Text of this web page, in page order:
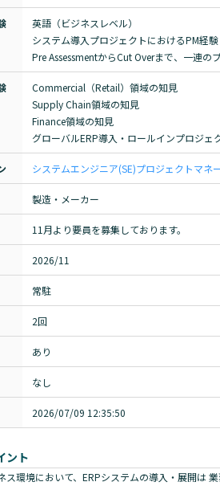
英語（ビジネスレベル）
システム導入プロジェクトにおけるPM経験
Pre AssessmentからCut Overまで、一連
Commercial（Retail）領域の知見
Supply Chain領域の知見
Finance領域の知見
グローバルERP導入・ロールインプロジェ
システムエンジニア(SE)プロジェクトマネ
製造・メーカー
11月より要員を募集しております。
2026/11
常駐
2回
あり
なし
2026/07/09 12:35:50
ント
ス環境において、ERPシステムの導入・展開は